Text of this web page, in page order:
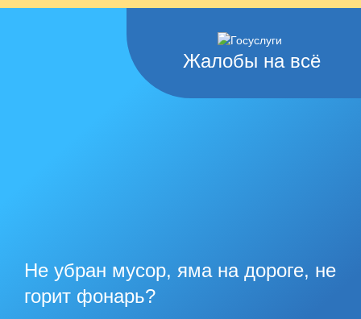
Жалобы на всё
Не убран мусор, яма на дороге, не
горит фонарь?